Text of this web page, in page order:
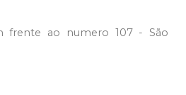
frente ao numero 107 - São